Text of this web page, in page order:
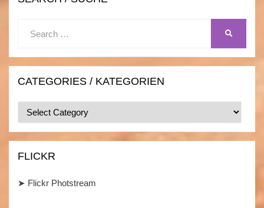
CATEGORIES / KATEGORIEN
Categories
/
FLICKR
➤ Flickr Photstream